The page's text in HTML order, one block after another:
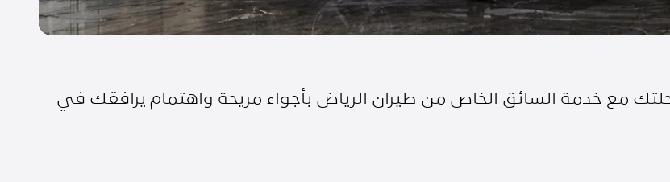
مع خدمة السائق الخاص من طيران الرياض بأجواء مريحة واهتمام يرافقك في